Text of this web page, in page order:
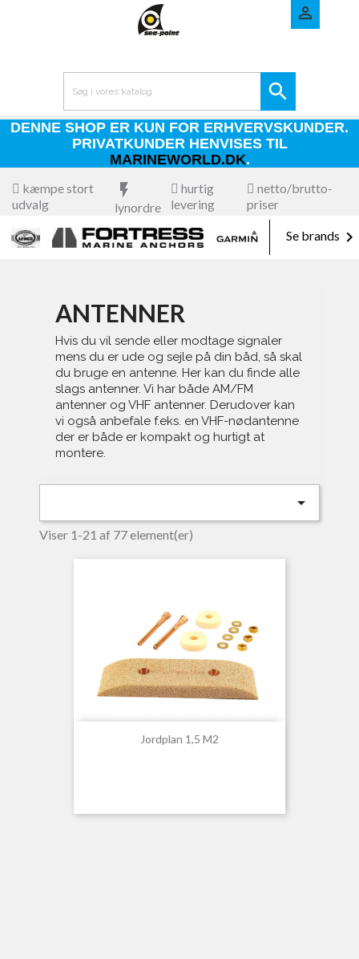


DENNE SHOP ER KUN FOR ERHVERVSKUNDER.
PRIVATKUNDER HENVISES TIL
MARINEWORLD.DK.
kæmpe stort
udvalg
flash_on
lynordre
hurtig
levering
netto/brutto-
priser
Se brands 
ANTENNER
Hvis du vil sende eller modtage signaler
mens du er ude og sejle på din båd, så skal
du bruge en antenne. Her kan du finde alle
slags antenner. Vi har både AM/FM
antenner og VHF antenner. Derudover kan
vi også anbefale f.eks. en VHF-nødantenne
der er både er kompakt og hurtigt at
montere.

Viser 1-21 af 77 element(er)
Jordplan 1,5 M2